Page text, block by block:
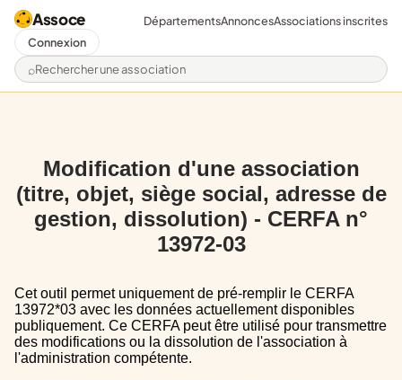
Assoce
Rechercher une association
DépartementsAnnoncesAssociations inscrites
Connexion
Modification d'une association
(titre, objet, siège social, adresse de
gestion, dissolution) - CERFA n°
13972-03
Cet outil permet uniquement de pré-remplir le CERFA
13972*03 avec les données actuellement disponibles
publiquement. Ce CERFA peut être utilisé pour transmettre
des modifications ou la dissolution de l'association à
l'administration compétente.